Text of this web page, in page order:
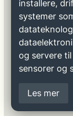
installere,
systemer
og servere
sensorer og
Les mer